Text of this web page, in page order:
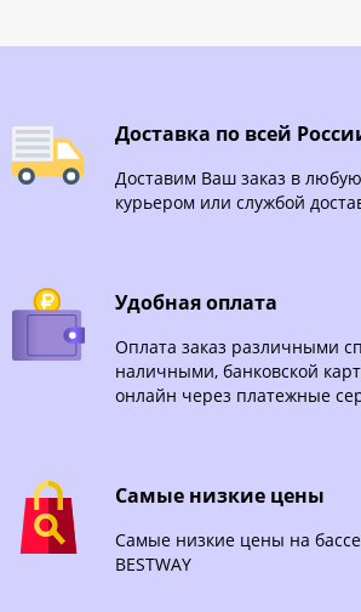
Доставка по всей
Доставим Ваш заказ в
курьером или службой
Удобная оплата
Оплата заказ различными
наличными, банковской
онлайн через платежные
Самые низкие цены
Самые низкие цены на
BESTWAY